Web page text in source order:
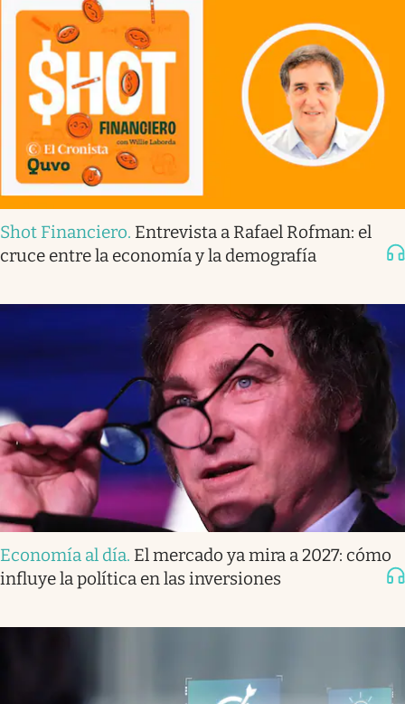
Shot Financiero. Entrevista a Rafael Rofman: el
cruce entre la economía y la demografía
Economía al día. El mercado ya mira a 2027: cómo
influye la política en las inversiones